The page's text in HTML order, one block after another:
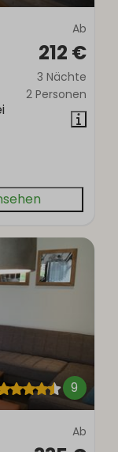
Ab
212 €
3 Nächte
2 Personen
9
Ab